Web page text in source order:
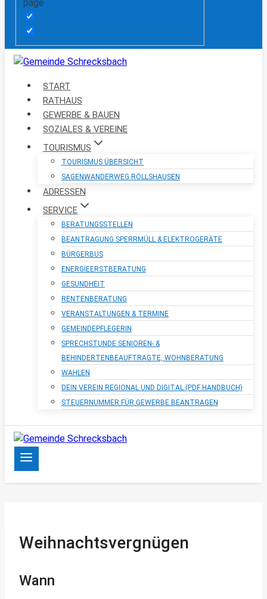
page
START
RATHAUS
GEWERBE & BAUEN
SOZIALES & VEREINE
TOURISMUS
TOURISMUS ÜBERSICHT
SAGENWANDERWEG RÖLLSHAUSEN
ADRESSEN
SERVICE
BERATUNGSSTELLEN
BEANTRAGUNG SPERRMÜLL & ELEKTROGERÄTE
BÜRGERBUS
ENERGIEERSTBERATUNG
GESUNDHEIT
RENTENBERATUNG
VERANSTALTUNGEN & TERMINE
GEMEINDEPFLEGERIN
SPRECHSTUNDE SENIOREN- &
BEHINDERTENBEAUFTRAGTE, WOHNBERATUNG
WAHLEN
DEIN VEREIN REGIONAL UND DIGITAL (PDF HANDBUCH)
STEUERNUMMER FÜR GEWERBE BEANTRAGEN
Weihnachtsvergnügen
Wann